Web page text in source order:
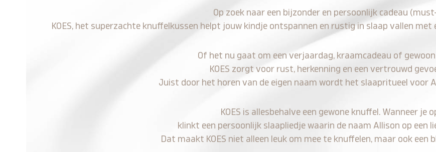
Op zoek naar een bijzonder en persoonlijk cadeau
KOES, het superzachte knuffelkussen helpt jouw kindje ontspannen en rustig in slaap vallen
Of het nu gaat om een verjaardag, kraamcadeau of
KOES zorgt voor rust, herkenning en een vertrouwd
Juist door het horen van de eigen naam wordt het slaapritueel voor
KOES is allesbehalve een gewone knuffel. Wanneer je
klinkt een persoonlijk slaapliedje waarin de naam Allison op een
Dat maakt KOES niet alleen leuk om mee te knuffelen, maar ook een